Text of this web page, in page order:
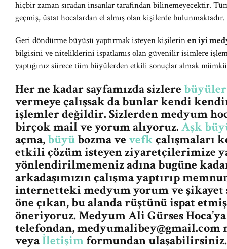
hiçbir zaman sıradan insanlar tarafından bilinemeyecektir.
geçmiş, üstat hocalardan el almış olan kişilerde bulunmaktadır.
Geri döndürme büyüsü yaptırmak isteyen kişilerinen iyi
bilgisini ve niteliklerini ispatlamış olan güvenilir isimlere
yaptığınız sürece tüm büyülerden etkili sonuçlar almak
Her ne kadar sayfamızda sizlerebüyüler
vermeye çalışsak da bunlar kendi
işlemler değildir. Sizlerden medyum
birçok mail ve yorum alıyoruz.Aşk
açma,büyübozma vevefkçalışmaları
etkili çözüm isteyen ziyaretçilerimize
yönlendirilmemeniz adına bugüne
arkadaşımızın çalışma yaptırıp
internetteki medyum yorum ve şikayet
öne çıkan, bu alanda rüştünü ispat
öneriyoruz. Medyum Ali Gürses Hoca’ya
telefondan,medyumalibey@gmail.com
veyaİletişimformundan ulaşabilirsiniz.